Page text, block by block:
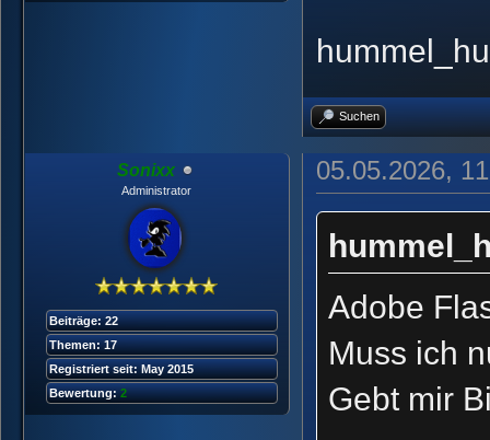
Suchen
Sonixx
Administrator
Beiträge: 22
Themen: 17
Registriert seit: May 2015
Bewertung:2
05.05.2026,
Adobe
Muss ich
Gebt mir